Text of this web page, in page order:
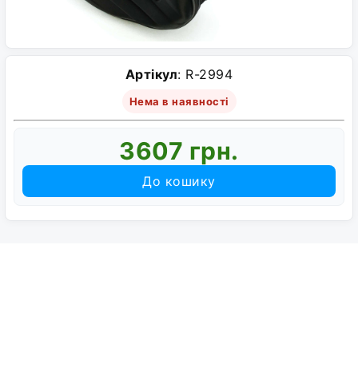
Артікул: R-2994
Нема в наявності
3607 грн.
До кошику